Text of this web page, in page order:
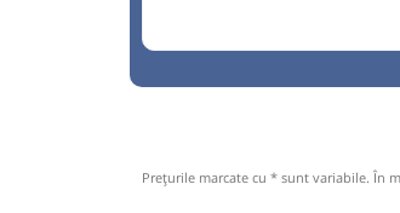
Trans Olteanu Tour
Prețurile marcate cu * sunt variabile. În